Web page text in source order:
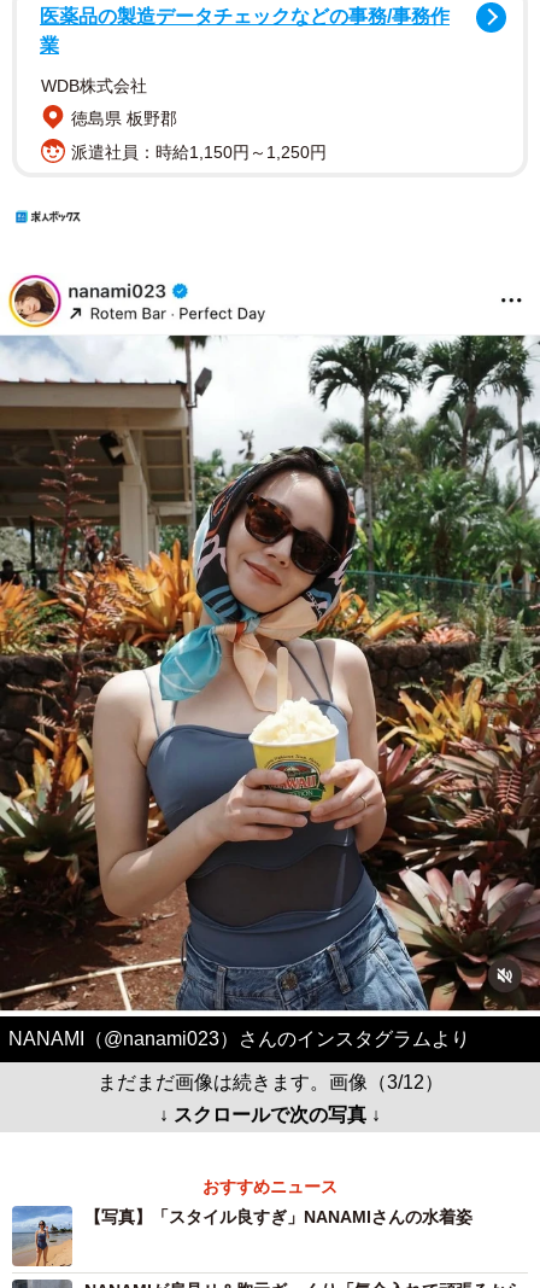
医薬品の製造データチェックなどの事務/事務作
業
WDB株式会社
徳島県 板野郡
派遣社員：時給1,150円～1,250円
NANAMI（@nanami023）さんのインスタグラムより
まだまだ画像は続きます。画像（3/12）
↓ スクロールで次の写真 ↓
おすすめニュース
【写真】「スタイル良すぎ」NANAMIさんの水着姿